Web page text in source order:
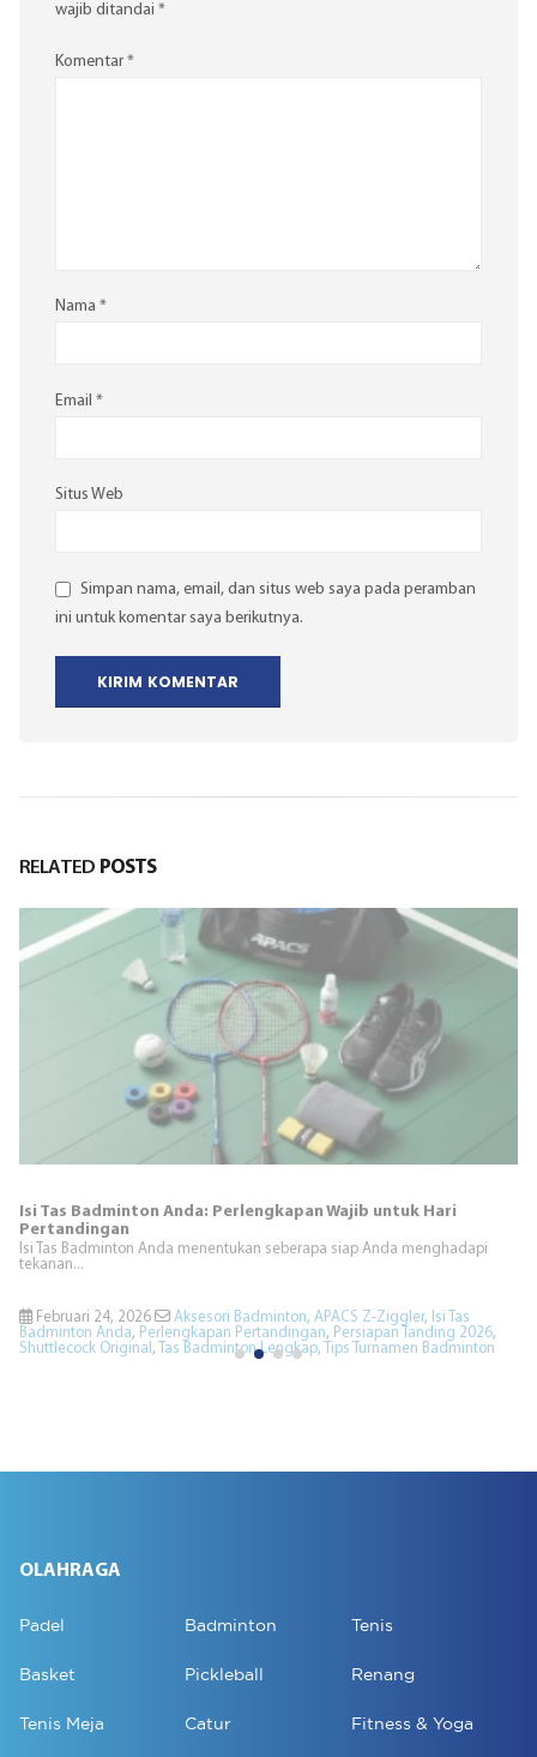
wajib ditandai *
Komentar*
Nama *
Email *
Situs Web
Simpan nama, email, dan situs web saya pada peramban
ini untuk komentar saya berikutnya.
RELATED POSTS
Lindungi Raket Badminton Anda dari Suhu Lembap dan Panas
Lindungi Raket Badminton Anda menjadi prioritas utama bagi pemain
yang...
Badminton Anda,Tas Raket Thermal,Tips Merawat Raket
OLAHRAGA
Padel Badminton Tenis
Basket Pickleball Renang
Tenis Meja Catur Fitness & Yoga